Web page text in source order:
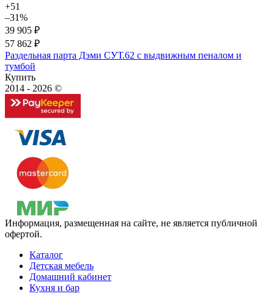
+51
–31%
39 905 ₽
57 862 ₽
Раздельная парта Дэми СУТ.62 с выдвижным пеналом и
тумбой
Купить
2014 - 2026 ©
Информация, размещенная на сайте, не является публичной
офертой.
Каталог
Детская мебель
Домашний кабинет
Кухня и бар